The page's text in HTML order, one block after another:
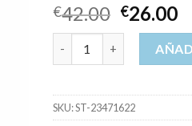
€42.00 €26.00
binnari bolsos cantidad
SKU:ST-23471622